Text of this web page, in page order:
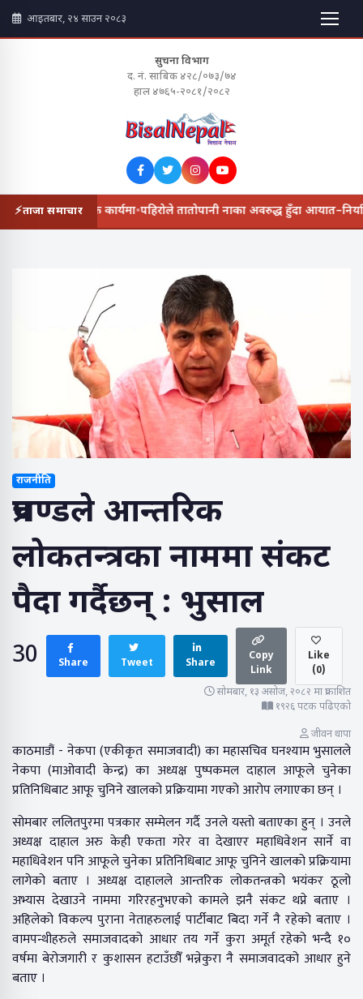
आइतबार, २४ साउन २०८३
सुचना विभाग
द. नं. साबिक ४२८/०७३/७४
हाल ४७६५-२०८१/२०८२
ताजा समाचार
लाख सामाजिक कार्यमा•पहिरोले तातोपानी नाका अवरुद्ध हुँदा आयात–निर्यात
राजनीति
प्रचण्डले आन्तरिक
लोकतन्त्रका नाममा संकट
पैदा गर्दैछन् : भुसाल
30 Share Tweet Share
Copy
Link
Like
(0)
सोमबार, १३ असोज, २०८२ मा प्रकाशित
१९२६ पटक पढिएको
जीवन थापा
काठमाडौं - नेकपा (एकीकृत समाजवादी) का महासचिव घनश्याम भुसालले
नेकपा (माओवादी केन्द्र) का अध्यक्ष पुष्पकमल दाहाल आफूले चुनेका
प्रतिनिधिबाट आफू चुनिने खालको प्रक्रियामा गएको आरोप लगाएका छन् ।
सोमबार ललितपुरमा पत्रकार सम्मेलन गर्दै उनले यस्तो बताएका हुन् । उनले
अध्यक्ष दाहाल अरु केही एकता गरेर वा देखाएर महाधिवेशन सार्ने वा
महाधिवेशन पनि आफूले चुनेका प्रतिनिधिबाट आफू चुनिने खालको प्रक्रियामा
लागेको बताए । अध्यक्ष दाहालले आन्तरिक लोकतन्त्रको भयंकर ठूलो
अभ्यास देखाउने नाममा गरिरहनुभएको कामले झनै संकट थप्ने बताए ।
अहिलेको विकल्प पुराना नेताहरुलाई पार्टीबाट बिदा गर्ने नै रहेको बताए ।
वामपन्थीहरुले समाजवादको आधार तय गर्ने कुरा अमूर्त रहेको भन्दै १०
वर्षमा बेरोजगारी र कुशासन हटाउँछौँ भन्नेकुरा नै समाजवादको आधार हुने
बताए ।